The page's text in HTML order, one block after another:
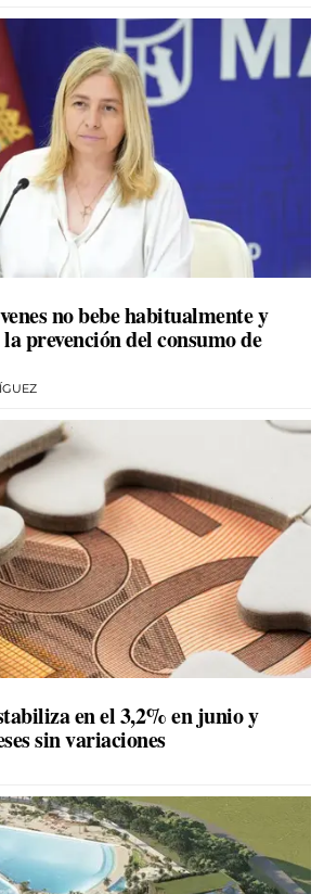
no bebe habitualmente y
prevención del consumo de
en el 3,2% en junio y
sin variaciones